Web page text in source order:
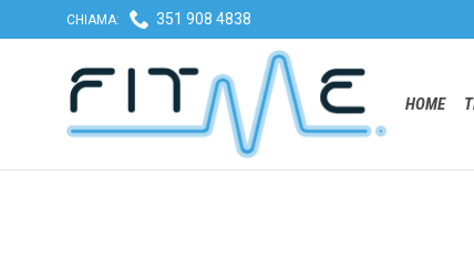
CHIAMA:  351 908 4838
HOME